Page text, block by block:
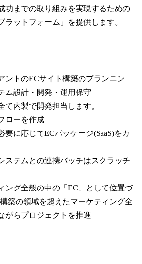
功までの取り組みを実現するための
ラットフォーム」を提供します。
ントのECサイト構築のプランニン
ム設計・開発・運用保守
て内製で開発担当します。
ローを作成
要に応じてECパッケージ(SaaS)をカ
ステムとの連携バッチはスクラッチ
ング全般の中の「EC」として位置づ
築の領域を超えたマーケティング全
がらプロジェクトを推進